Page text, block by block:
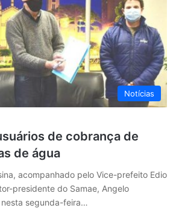
Notícias
de cobrança de
de água
acompanhado pelo Vice-prefeito Edio
presidente do Samae, Angelo
segunda-feira…